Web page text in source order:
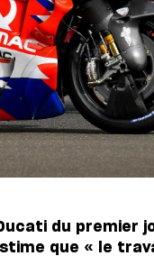
du premier
que « le